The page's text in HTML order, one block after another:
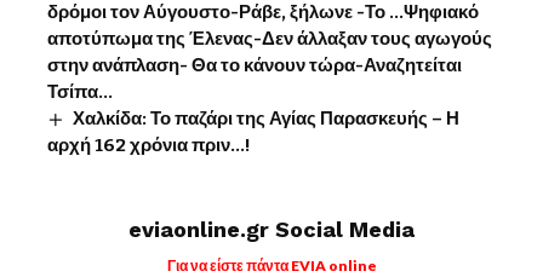
δρόμοι τον Αύγουστο-Ράβε, ξήλωνε -Το …Ψηφιακό
αποτύπωμα της Έλενας-Δεν άλλαξαν τους αγωγούς
στην ανάπλαση- Θα το κάνουν τώρα-Αναζητείται
Τσίπα…
Χαλκίδα: Το παζάρι της Αγίας Παρασκευής – Η
αρχή 162 χρόνια πριν…!
eviaonline.gr Social Media
Για να είστε πάντα EVIA online